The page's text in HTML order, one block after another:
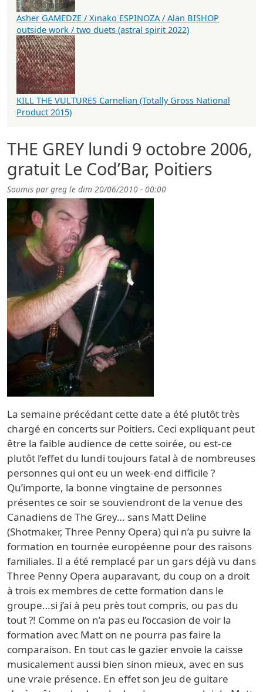
THE GREY lundi 9 octobre 2006,
gratuit Le Cod’Bar, Poitiers
Soumis pargreg le dim 20/06/2010 - 00:00
La semaine précédant cette date a été plutôt très
chargé en concerts sur Poitiers. Ceci expliquant peut
être la faible audience de cette soirée, ou est-ce
plutôt l’effet du lundi toujours fatal à de nombreuses
personnes qui ont eu un week-end difficile ?
Qu’importe, la bonne vingtaine de personnes
présentes ce soir se souviendront de la venue des
Canadiens de The Grey… sans Matt Deline
(Shotmaker, Three Penny Opera) qui n’a pu suivre la
formation en tournée européenne pour des raisons
familiales. Il a été remplacé par un gars déjà vu dans
Three Penny Opera auparavant, du coup on a droit
à trois ex membres de cette formation dans le
groupe…si j’ai à peu près tout compris, ou pas du
tout ?! Comme on n’a pas eu l’occasion de voir la
formation avec Matt on ne pourra pas faire la
comparaison. En tout cas le gazier envoie la caisse
musicalement aussi bien sinon mieux, avec en sus
une vraie présence. En effet son jeu de guitare
Asher GAMEDZE / Xinako ESPINOZA / Alan BISHOP
outside work / two duets (astral spirit 2022)
KILL THE VULTURES Carnelian (Totally Gross National
Product 2015)